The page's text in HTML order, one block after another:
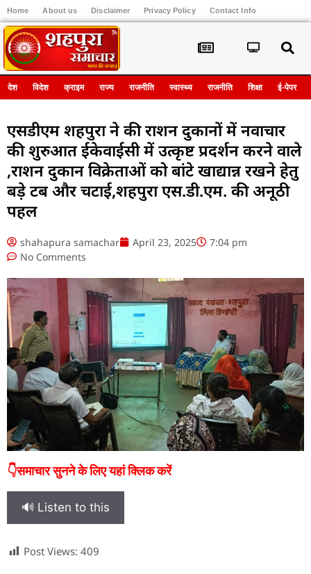
Home About us Disclaimer Privacy Policy Contact Info
देश विदेश क्राइम राज्य राजनीति स्वास्थ्य राजनीति शिक्षा ई-पेपर
एसडीएम शहपुरा ने की राशन दुकानों में नवाचार
की शुरुआत ईकेवाईसी में उत्कृष्ट प्रदर्शन करने वाले
,राशन दुकान विक्रेताओं को बांटे खाद्यान्न रखने हेतु
बड़े टब और चटाई,शहपुरा एस.डी.एम. की अनूठी
पहल
shahapura samachar April 23, 2025
7:04 pm
No Comments
👇समाचार सुनने के लिए यहां क्लिक करें
🔊 Listen to this
Post Views: 409